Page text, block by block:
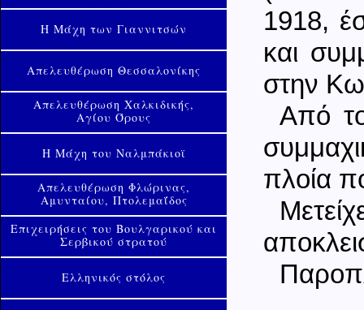
Η Μάχη των Γιαννιτσών
Απελευθέρωση Θεσσαλονίκης
Απελευθέρωση Χαλκιδικής,
Αγίου Όρους
Η Μάχη του Ναλμπάκιοϊ
Απελευθέρωση Φλώρινας,
Αμυνταίου, Πτολεμαΐδος
Επιχειρήσεις του Βουλγαρικού και
Σερβικού στρατού
Ελληνικός στόλος
1918,
και
στην
Από
πλοία